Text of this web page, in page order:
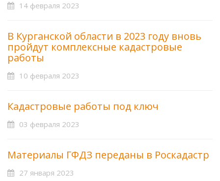
14 февраля 2023
В Курганской области в 2023 году вновь
пройдут комплексные кадастровые
работы
10 февраля 2023
Кадастровые работы под ключ
03 февраля 2023
Материалы ГФДЗ переданы в Роскадастр
27 января 2023